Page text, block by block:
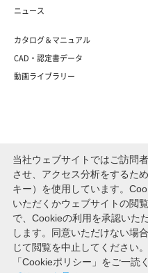
ニュース
カタログ＆マニュアル
CAD・認定書データ
動画ライブラリー
※電気硝子建材株式会社は日本電気硝子株
サイトマップ 個人情報保護
© ELECTRIC GLASS BUILDING
当社ウェブサイトではご訪問
させ、アクセス分析をするた
キー）を使用しています。
いただくかウェブサイトの閲
で、Cookieの利用を承認いた
します。同意いただけない場
じて閲覧を中止してください
「Cookieポリシー」をご一読